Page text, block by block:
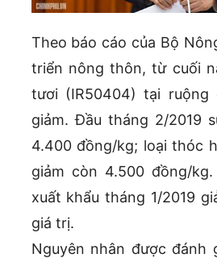
Theo báo cáo của Bộ
triển nông thôn, từ cuối
tươi (IR50404) tại ruộng
giảm. Đầu tháng 2/2019
4.400 đồng/kg; loại thóc
giảm còn 4.500 đồng/
xuất khẩu tháng 1/2019
giá trị.
Nguyên nhân được đánh